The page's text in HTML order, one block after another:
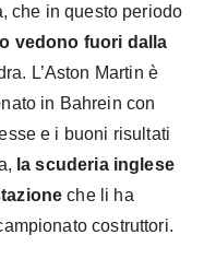
che in questo periodo
vedono fuori dalla
L’Aston Martin è
in Bahrein con
e i buoni risultati
la scuderia inglese
che li ha
costruttori.